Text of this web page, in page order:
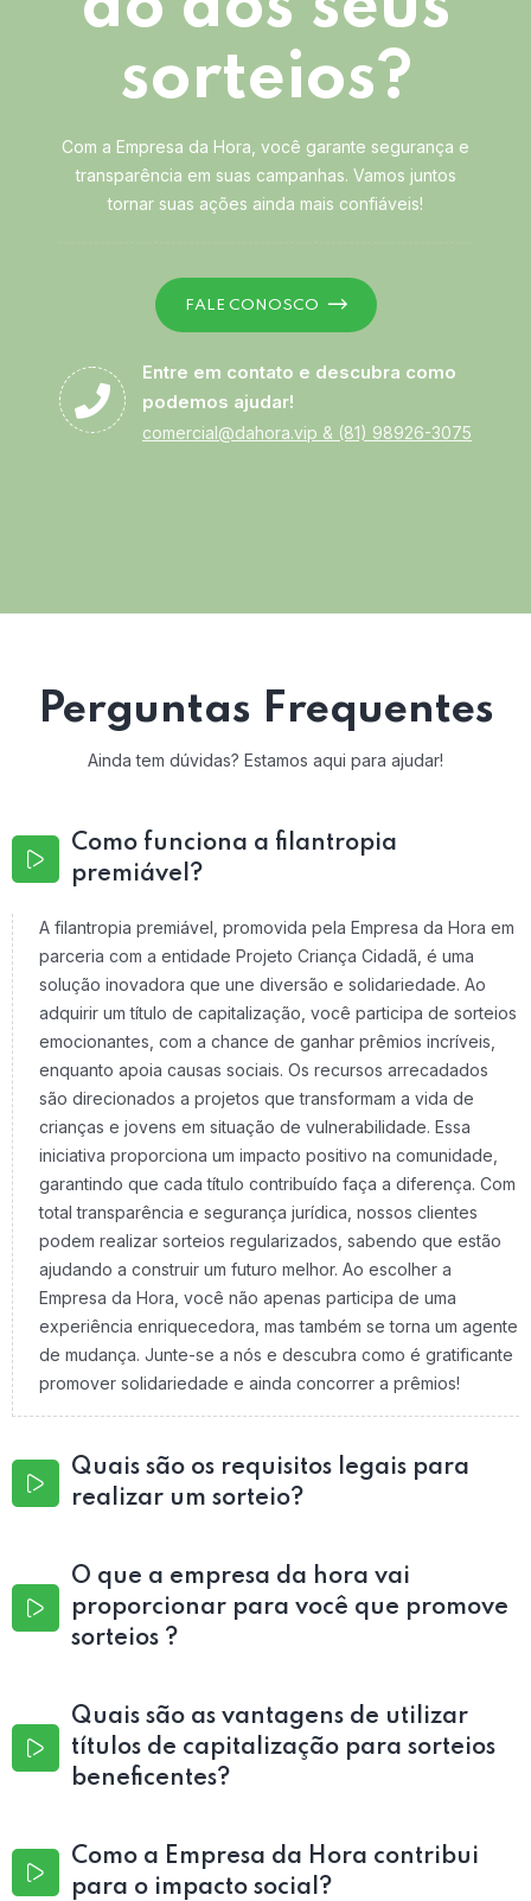
sorteios?
Com a Empresa da Hora, você garante segurança e
transparência em suas campanhas. Vamos juntos
tornar suas ações ainda mais confiáveis!
FALE CONOSCO
Entre em contato e descubra como
podemos ajudar!
comercial@dahora.vip & (81) 98926-3075
Perguntas Frequentes
Ainda tem dúvidas? Estamos aqui para ajudar!
Como funciona a filantropia
premiável?
A filantropia premiável, promovida pela Empresa da Hora em
parceria com a entidade Projeto Criança Cidadã, é uma
solução inovadora que une diversão e solidariedade. Ao
adquirir um título de capitalização, você participa de sorteios
emocionantes, com a chance de ganhar prêmios incríveis,
enquanto apoia causas sociais. Os recursos arrecadados
são direcionados a projetos que transformam a vida de
crianças e jovens em situação de vulnerabilidade. Essa
iniciativa proporciona um impacto positivo na comunidade,
garantindo que cada título contribuído faça a diferença. Com
total transparência e segurança jurídica, nossos clientes
podem realizar sorteios regularizados, sabendo que estão
ajudando a construir um futuro melhor. Ao escolher a
Empresa da Hora, você não apenas participa de uma
experiência enriquecedora, mas também se torna um agente
de mudança. Junte-se a nós e descubra como é gratificante
promover solidariedade e ainda concorrer a prêmios!
Quais são os requisitos legais para
realizar um sorteio?
O que a empresa da hora vai
proporcionar para você que promove
sorteios ?
Quais são as vantagens de utilizar
títulos de capitalização para sorteios
beneficentes?
Como a Empresa da Hora contribui
para o impacto social?